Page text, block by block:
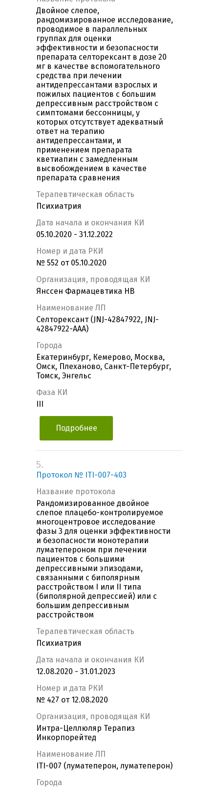
Двойное слепое,
рандомизированное исследование,
проводимое в параллельных
группах для оценки
эффективности и безопасности
препарата селторексант в дозе 20
мг в качестве вспомогательного
средства при лечении
антидепрессантами взрослых и
пожилых пациентов с большим
депрессивным расстройством с
симптомами бессонницы, у
которых отсутствует адекватный
ответ на терапию
антидепрессантами, и
применением препарата
кветиапин с замедленным
высвобождением в качестве
препарата сравнения
Терапевтическая область
Психиатрия
Дата начала и окончания КИ
05.10.2020 - 31.12.2022
Номер и дата РКИ
№ 552 от 05.10.2020
Организация, проводящая КИ
Янссен Фармацевтика НВ
Наименование ЛП
Селторексант (JNJ-42847922, JNJ-
42847922-AAA)
Города
Екатеринбург, Кемерово, Москва,
Омск, Плеханово, Санкт-Петербург,
Томск, Энгельс
Фаза КИ
Подробнее
5.
Протокол № ITI-007-403
Название протокола
Рандомизированное двойное
слепое плацебо-контролируемое
многоцентровое исследование
фазы 3 для оценки эффективности
и безопасности монотерапии
луматепероном при лечении
пациентов с большими
депрессивными эпизодами,
связанными с биполярным
расстройством I или II типа
(биполярной депрессией) или с
большим депрессивным
расстройством
Терапевтическая область
Психиатрия
Дата начала и окончания КИ
12.08.2020 - 31.01.2023
Номер и дата РКИ
№ 427 от 12.08.2020
Организация, проводящая КИ
Интра-Целлюляр Терапиз
Инкорпорейтед
Наименование ЛП
ITI-007 (луматеперон, луматеперон)
Города